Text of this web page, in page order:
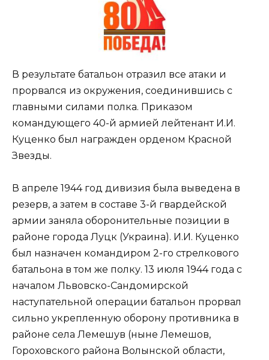
В результате батальон отразил все атаки и
прорвался из окружения, соединившись с
главными силами полка. Приказом
командующего 40-й армией лейтенант И.И.
Куценко был награжден орденом Красной
Звезды.
В апреле 1944 год дивизия была выведена в
резерв, а затем в составе 3-й гвардейской
армии заняла оборонительные позиции в
районе города Луцк (Украина). И.И. Куценко
был назначен командиром 2-го стрелкового
батальона в том же полку. 13 июля 1944 года с
началом Львовско-Сандомирской
наступательной операции батальон прорвал
сильно укрепленную оборону противника в
районе села Лемешув (ныне Лемешов,
Гороховского района Волынской области,